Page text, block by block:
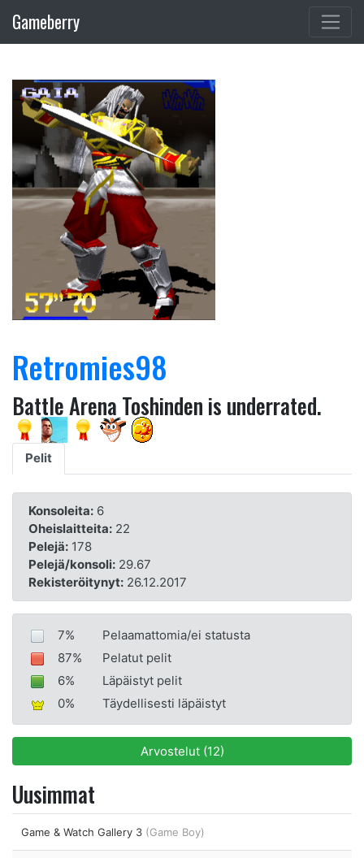
Gameberry
Retromies98
Battle Arena Toshinden is underrated.
Pelit
Konsoleita:6
Oheislaitteita:22
Pelejä:178
Pelejä/konsoli:29.67
Rekisteröitynyt:26.12.2017
7%
Pelaamattomia/ei statusta
87%
Pelatut pelit
6%
Läpäistyt pelit
0%
Täydellisesti läpäistyt
Arvostelut (12)
Uusimmat
Game & Watch Gallery 3 (Game Boy)